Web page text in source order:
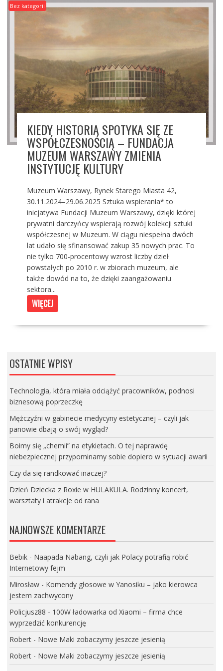
Bez kategorii
KIEDY HISTORIA SPOTYKA SIĘ ZE
WSPÓŁCZESNOŚCIĄ – FUNDACJA
MUZEUM WARSZAWY ZMIENIA
INSTYTUCJĘ KULTURY
Muzeum Warszawy, Rynek Starego Miasta 42,
30.11.2024–29.06.2025 Sztuka wspierania* to
inicjatywa Fundacji Muzeum Warszawy, dzięki której
prywatni darczyńcy wspierają rozwój kolekcji sztuki
współczesnej w Muzeum. W ciągu niespełna dwóch
lat udało się sfinansować zakup 35 nowych prac. To
nie tylko 700-procentowy wzrost liczby dzieł
powstałych po 2010 r. w zbiorach muzeum, ale
także dowód na to, że dzięki zaangażowaniu
sektora...
WIĘCEJ
OSTATNIE WPISY
Technologia, która miała odciążyć pracowników, podnosi
biznesową poprzeczkę
Mężczyźni w gabinecie medycyny estetycznej – czyli jak
panowie dbają o swój wygląd?
Boimy się „chemii” na etykietach. O tej naprawdę
niebezpiecznej przypominamy sobie dopiero w sytuacji awarii
Czy da się randkować inaczej?
Dzień Dziecka z Roxie w HULAKULA. Rodzinny koncert,
warsztaty i atrakcje od rana
NAJNOWSZE KOMENTARZE
Bebik- Naapada Nabang, czyli jak Polacy potrafią robić
Internetowy fejm
Mirosław- Komendy głosowe w Yanosiku – jako kierowca
jestem zachwycony
Policjusz88 - 100W ładowarka od Xiaomi – firma chce
wyprzedzić konkurencję
Robert- Nowe Maki zobaczymy jeszcze jesienią
Robert- Nowe Maki zobaczymy jeszcze jesienią